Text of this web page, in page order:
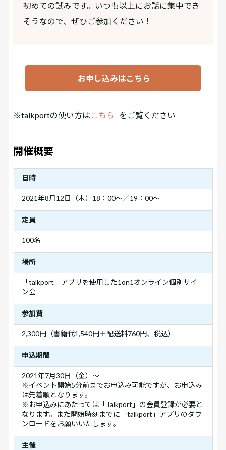
初めての試みです。いつも以上にお話に集中でき
そうなので、ぜひご参加ください！
お申し込みはこちら
※talkportの使い方は こちら をご覧ください
開催概要
日時
2021年8月12日（木）18：00～／19：00～
定員
100名
場所
「talkport」アプリを使用した1on1オンライン個別サイ
ン会
参加費
2,300円（書籍代1,540円＋配送料760円、税込）
申込期間
2021年7月30日（金）～
※イベント開始5分前までお申込み可能ですが、お申込み
は先着順となります。
※お申込みにあたっては「Talkport」の会員登録が必要と
なります。また開始時刻までに「talkport」アプリのダウ
ンロードをお願いいたします。
主催